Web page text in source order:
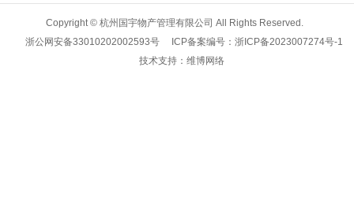
Copyright © 杭州国宇物产管理有限公司 All Rights Reserved.
浙公网安备33010202002593号
ICP备案编号：浙ICP备2023007274号-1
技术支持：维博网络